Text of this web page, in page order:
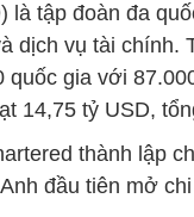
là tập đoàn đa
dịch vụ tài chính.
quốc gia với
14,75 tỷ USD,
thành lập
đầu tiên mở